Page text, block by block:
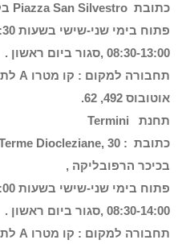
כתובת Piazza San Silvestro בקרבה למזרקת טרבי .
08:30-13:00 ,סגור ביום ראשון .
אוטובוס 492, 62.
תחנת Termini
בכיכר הרפובליקה ,
08:30-14:00 ,סגור ביום ראשון .
תחבורה למקום : קו מטרו A לתחנת Termini , או תחנת מטרו .